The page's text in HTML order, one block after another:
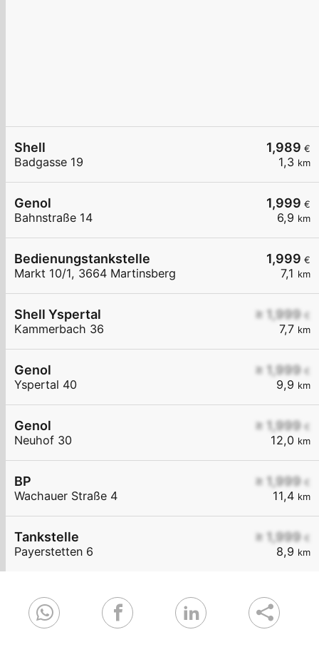
1,989 €
1,3 km
Shell
Badgasse 19
1,999 €
6,9 km
Genol
Bahnstraße 14
1,999 €
7,1 km
Bedienungstankstelle
Markt 10/1, 3664 Martinsberg
≥ 1,999 €
7,7 km
Shell Yspertal
Kammerbach 36
≥ 1,999 €
9,9 km
Genol
Yspertal 40
≥ 1,999 €
12,0 km
Genol
Neuhof 30
≥ 1,999 €
11,4 km
BP
Wachauer Straße 4
≥ 1,999 €
8,9 km
Tankstelle
Payerstetten 6